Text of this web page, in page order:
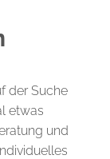
der Suche
etwas
und